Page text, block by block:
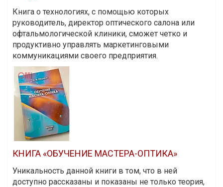
Книга о технологиях, с помощью которых
руководитель, директор оптического салона или
офтальмологической клиники, сможет четко и
продуктивно управлять маркетинговыми
коммуникациями своего предприятия.
КНИГА «ОБУЧЕНИЕ МАСТЕРА-ОПТИКА»
Уникальность данной книги в том, что в ней
доступно рассказаны и показаны не только теория,